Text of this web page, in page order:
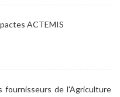
ACTEMIS
fournisseurs de l'Agriculture